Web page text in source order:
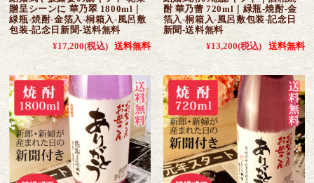
贈呈シーンに 華乃翠 1800ml｜
緑瓶-焼酎-金箔入-桐箱入-風呂敷
包装-記念日新聞-送料無料
¥17,200(税込) 送料無料
酎 華乃蕾 720ml｜緑瓶-焼酎-金
箔入-桐箱入-風呂敷包装-記念日
新聞-送料無料
¥13,200(税込) 送料無料